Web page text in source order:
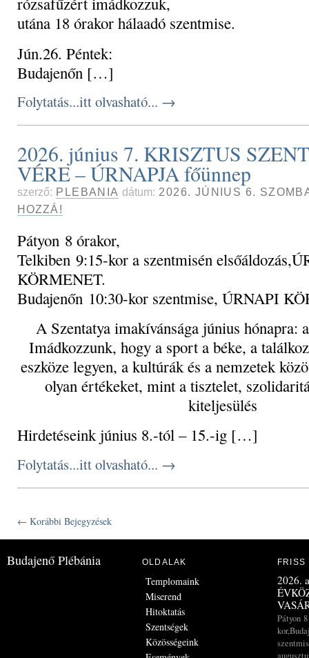
utána 18 órakor hálaadó szentmise.
Jún.26. Péntek:
Budajenőn […]
Folytatás...itt olvasható... →
2026. június 7. KRISZTUS
VÉRE – ÚRNAPJA főünnep
szerző: PLEBANIA dátum: 2026. JÚNIUS 6.
HOZZÁ!
Pátyon 8 órakor,
Telkiben 9:15-kor a szentmisén
KÖRMENET.
Budajenőn 10:30-kor szentmise, ÚRNAPI
A Szentatya imakívánsága június hónapra:
Imádkozzunk, hogy a sport a béke, a
eszköze legyen, a kultúrák és a nemzetek
olyan értékeket, mint a tisztelet,
kiteljesülés
Hirdetéseink június 8.-tól – 15.-ig […]
Folytatás...itt olvasható... →
← Korábbi Bejegyzések
Budajenő Plébánia OLDALAK
Templomaink
Miserend
Hitoktatás
Szentségek
Közösségeink
FRISS
2026.
Pátyon